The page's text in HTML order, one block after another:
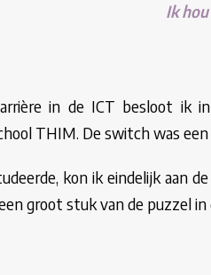
Ik
in de ICT besloot ik
THIM. De switch was
kon ik eindelijk aan
groot stuk van de puzzel